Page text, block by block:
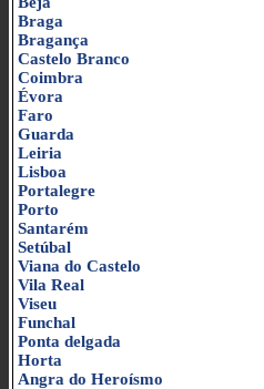
Braga
Bragança
Castelo Branco
Coimbra
Évora
Faro
Guarda
Leiria
Lisboa
Portalegre
Porto
Santarém
Setúbal
Viana do Castelo
Vila Real
Viseu
Funchal
Ponta delgada
Horta
Angra do Heroísmo